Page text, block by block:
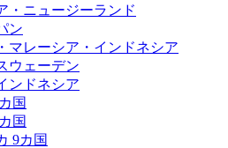
・ニュージーランド
ン
マレーシア・インドネシア
ウェーデン
ンドネシア
国
国
9カ国